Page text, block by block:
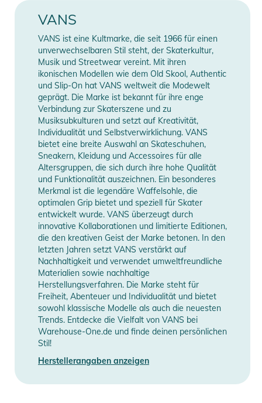
Gebrauchsanweisungen, Sicherheitshinweise und Warnungen
finden Sie direkt am Produkt.
Gender Men
Manufacturer
Information
Herstellerangaben
anzeigen
VANS
VANS ist eine Kultmarke, die seit 1966 für einen
unverwechselbaren Stil steht, der Skaterkultur,
Musik und Streetwear vereint. Mit ihren
ikonischen Modellen wie dem Old Skool, Authentic
und Slip-On hat VANS weltweit die Modewelt
geprägt. Die Marke ist bekannt für ihre enge
Verbindung zur Skaterszene und zu
Musiksubkulturen und setzt auf Kreativität,
Individualität und Selbstverwirklichung. VANS
bietet eine breite Auswahl an Skateschuhen,
Sneakern, Kleidung und Accessoires für alle
Altersgruppen, die sich durch ihre hohe Qualität
und Funktionalität auszeichnen. Ein besonderes
Merkmal ist die legendäre Waffelsohle, die
optimalen Grip bietet und speziell für Skater
entwickelt wurde. VANS überzeugt durch
innovative Kollaborationen und limitierte Editionen,
die den kreativen Geist der Marke betonen. In den
letzten Jahren setzt VANS verstärkt auf
Nachhaltigkeit und verwendet umweltfreundliche
Materialien sowie nachhaltige
Herstellungsverfahren. Die Marke steht für
Freiheit, Abenteuer und Individualität und bietet
sowohl klassische Modelle als auch die neuesten
Trends. Entdecke die Vielfalt von VANS bei
Warehouse-One.de und finde deinen persönlichen
Stil!
Herstellerangaben anzeigen